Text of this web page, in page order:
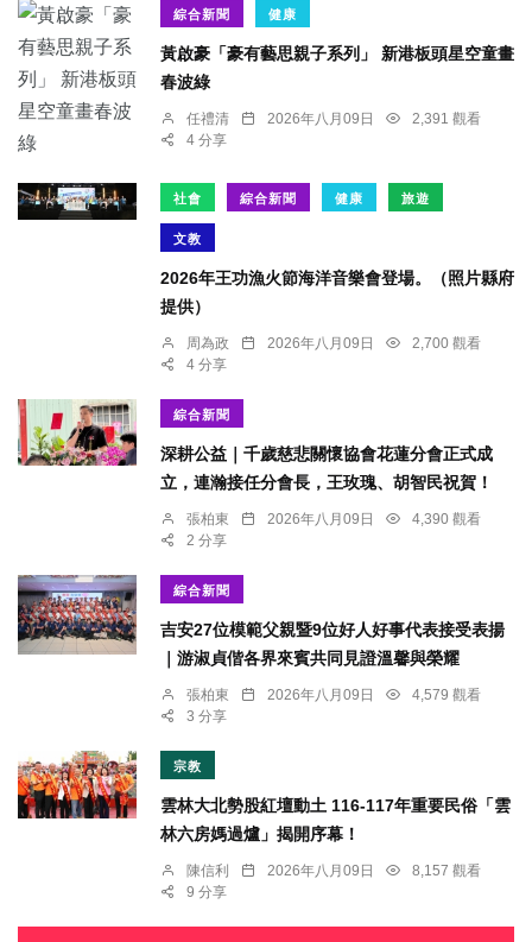
綜合新聞 健康
黃啟豪「豪有藝思親子系列」 新港板頭星空童畫
春波綠
任禮清 2026年八月09日
2,391 觀看
4 分享
社會 綜合新聞 健康 旅遊
文教
2026年王功漁火節海洋音樂會登場。（照片縣府
提供）
周為政 2026年八月09日
2,700 觀看
4 分享
綜合新聞
深耕公益｜千歲慈悲關懷協會花蓮分會正式成
立，連瀚接任分會長，王玫瑰、胡智民祝賀！
張柏東 2026年八月09日
4,390 觀看
2 分享
綜合新聞
吉安27位模範父親暨9位好人好事代表接受表揚
｜游淑貞偕各界來賓共同見證溫馨與榮耀
張柏東 2026年八月09日
4,579 觀看
3 分享
宗教
雲林大北勢股紅壇動土 116-117年重要民俗「雲
林六房媽過爐」揭開序幕！
陳信利 2026年八月09日
8,157 觀看
9 分享